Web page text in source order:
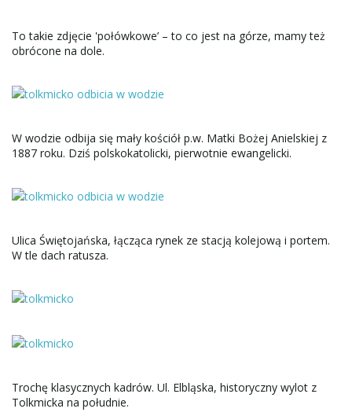
To takie zdjęcie 'połówkowe’ – to co jest na górze, mamy też
obrócone na dole.
W wodzie odbija się mały kościół p.w. Matki Bożej Anielskiej z
1887 roku. Dziś polskokatolicki, pierwotnie ewangelicki.
Ulica Świętojańska, łącząca rynek ze stacją kolejową i portem.
W tle dach ratusza.
Trochę klasycznych kadrów. Ul. Elbląska, historyczny wylot z
Tolkmicka na południe.